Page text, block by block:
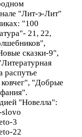
"Лит-э-Лит"
"100
21, 22,
сказки-9",
распутье
"Добрые
"Новелла":
slovo
3
22